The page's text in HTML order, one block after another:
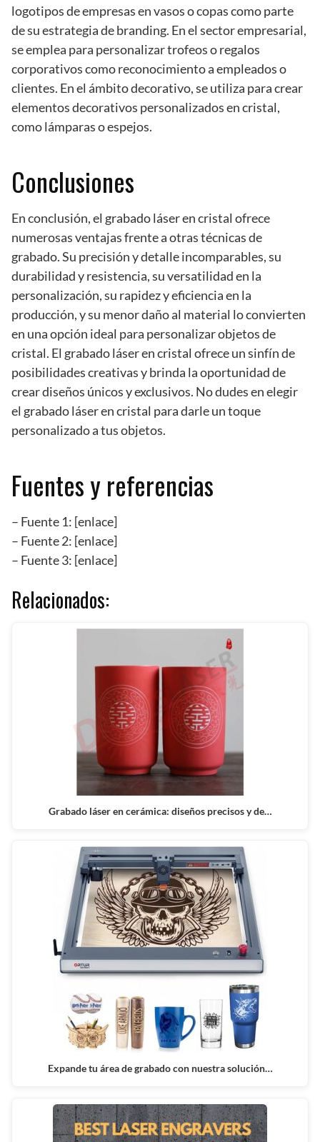
logotipos de empresas en vasos o copas como parte
de su estrategia de branding. En el sector empresarial,
se emplea para personalizar trofeos o regalos
corporativos como reconocimiento a empleados o
clientes. En el ámbito decorativo, se utiliza para crear
elementos decorativos personalizados en cristal,
como lámparas o espejos.
Conclusiones
En conclusión, el grabado láser en cristal ofrece
numerosas ventajas frente a otras técnicas de
grabado. Su precisión y detalle incomparables, su
durabilidad y resistencia, su versatilidad en la
personalización, su rapidez y eficiencia en la
producción, y su menor daño al material lo convierten
en una opción ideal para personalizar objetos de
cristal. El grabado láser en cristal ofrece un sinfín de
posibilidades creativas y brinda la oportunidad de
crear diseños únicos y exclusivos. No dudes en elegir
el grabado láser en cristal para darle un toque
personalizado a tus objetos.
Fuentes y referencias
– Fuente 1: [enlace]
– Fuente 2: [enlace]
– Fuente 3: [enlace]
Relacionados:
Grabado láser en cerámica: diseños precisos y de…
Expande tu área de grabado con nuestra solución…